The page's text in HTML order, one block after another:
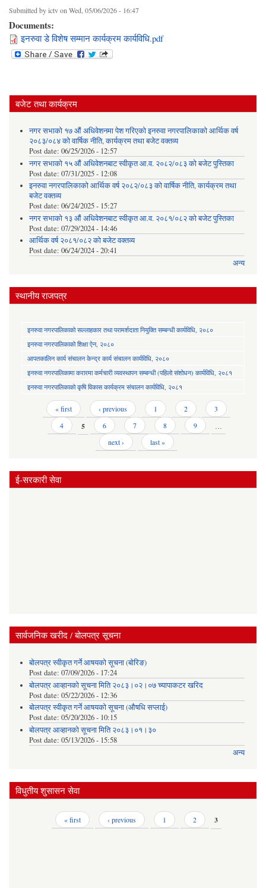
Submitted byictvon Wed, 05/06/2026 - 16:47
Documents:
इनरुवा डे विशेष सम्मान कार्यक्रम कार्यविधि.pdf
बजेट तथा कार्यक्रम
नगर सभाको १७ औं अधिवेशनमा पेश गरिएको इनरुवा नगरपालिकाको आर्थिक वर्ष
२०८३/०८४ को वार्षिक नीति, कार्यक्रम तथा बजेट वक्तव्य
Post date: 06/25/2026 - 12:57
नगर सभाको १५ औं अधिवेशनबाट स्वीकृत आ.व. २०८२/०८३ को बजेट पुस्तिका
Post date: 07/31/2025 - 12:08
इनरुवा नगरपालिकाको आर्थिक वर्ष २०८२/०८३ को वार्षिक नीति, कार्यक्रम तथा
बजेट वक्तव्य
Post date: 06/24/2025 - 15:27
नगर सभाको १३ औं अधिवेशनबाट स्वीकृत आ.व. २०८१/०८२ को बजेट पुस्तिका
Post date: 07/29/2024 - 14:46
आर्थिक वर्ष २०८१/०८२ को बजेट वक्तव्य
Post date: 06/24/2024 - 20:41
अन्य
स्थानीय राजपत्र
इनरुवा नगरपालिकाको सल्लाहकार तथा परामर्शदाता नियुक्ति सम्बन्धी कार्यविधि, २०८०
इनरुवा नगरपालिकाको शिक्षा ऐन, २०८०
आपतकालिन कार्य संचालन केन्द्र कार्य संचालन कार्यविधि, २०८०
इनरुवा नगरपालिकामा करारमा कर्मचारी व्यवस्थापन सम्बन्धी (पहिलो संशोधन) कार्यविधि, २०८१
इनरुवा नगरपालिकाको कृषि विकास कार्यक्रम संचालन कार्यविधि, २०८१
« first ‹ previous 1 2
3
4
5 6 7 8 9
…
next ›
last »
ई-सरकारी सेवा
सार्वजनिक खरीद / बोलपत्र सूचना
बोलपत्र स्वीकृत गर्ने आषयको सूचना (बोरिङ)
Post date: 07/09/2026 - 17:24
बोलपत्र आव्हानको सूचना मिति २०८३।०२।०७ च्यापाकटर खरिद
Post date: 05/22/2026 - 12:36
बोलपत्र स्वीकृत गर्ने आषयको सूचना (औषधि सप्लाई)
Post date: 05/20/2026 - 10:15
बोलपत्र आव्हानको सूचना मिति २०८३।०१।३०
Post date: 05/13/2026 - 15:58
अन्य
विधुतीय शुसासन सेवा
« first ‹ previous 1 2 3